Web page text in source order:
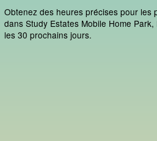
Obtenez des heures précises pour les
dans Study Estates Mobile Home
les 30 prochains jours.